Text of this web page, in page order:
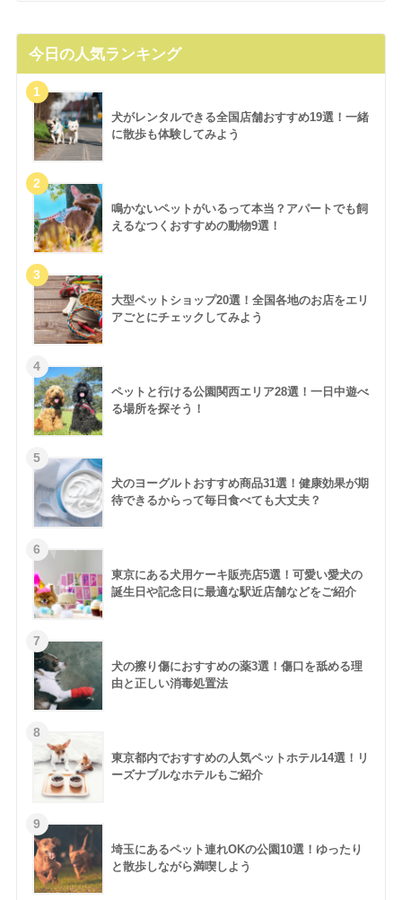
今日の人気ランキング
犬がレンタルできる全国店舗おすすめ19選！一緒
に散歩も体験してみよう
鳴かないペットがいるって本当？アパートでも飼
えるなつくおすすめの動物9選！
大型ペットショップ20選！全国各地のお店をエリ
アごとにチェックしてみよう
ペットと行ける公園関西エリア28選！一日中遊べ
る場所を探そう！
犬のヨーグルトおすすめ商品31選！健康効果が期
待できるからって毎日食べても大丈夫？
東京にある犬用ケーキ販売店5選！可愛い愛犬の
誕生日や記念日に最適な駅近店舗などをご紹介
犬の擦り傷におすすめの薬3選！傷口を舐める理
由と正しい消毒処置法
東京都内でおすすめの人気ペットホテル14選！リ
ーズナブルなホテルもご紹介
埼玉にあるペット連れOKの公園10選！ゆったり
と散歩しながら満喫しよう